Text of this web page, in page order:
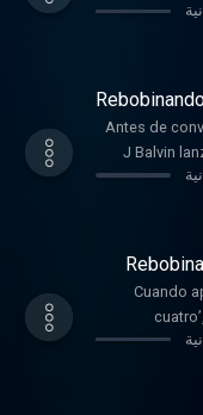
adelanto de
Antes de
J Balvin
evolución del
Cuando